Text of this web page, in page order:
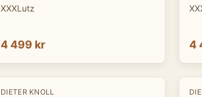
XXXLutz
4 499 kr 4
-45%
DIETER KNOLL -45